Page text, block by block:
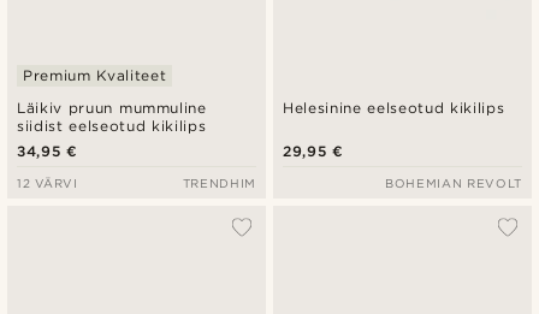
Läikiv pruun mummuline
siidist eelseotud kikilips
Premium Kvaliteet
34,95 €
12 VÄRVI TRENDHIM
Helesinine eelseotud kikilips
29,95 €
BOHEMIAN REVOLT